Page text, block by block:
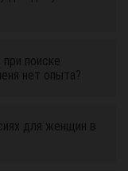
поиске
нет опыта?
для женщин в